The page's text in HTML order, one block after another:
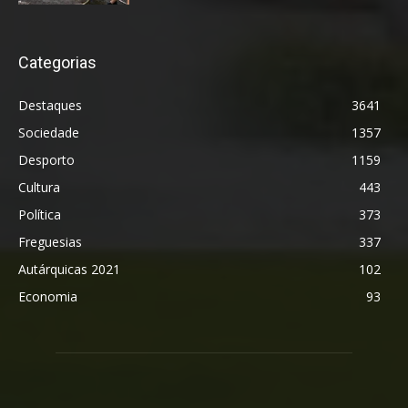
Categorias
Destaques
3641
Sociedade
1357
Desporto
1159
Cultura
443
Política
373
Freguesias
337
Autárquicas 2021
102
Economia
93